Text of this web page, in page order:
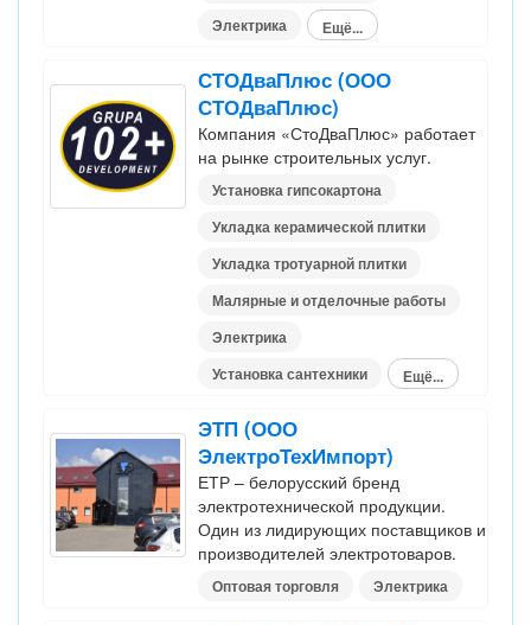
Электрика
Ещё...
СТОДваПлюс (ООО
СТОДваПлюс)
Компания «СтоДваПлюс» работает
на рынке строительных услуг.
Установка гипсокартона
Укладка керамической плитки
Укладка тротуарной плитки
Малярные и отделочные работы
Электрика
Установка сантехники
Ещё...
ЭТП (ООО
ЭлектроТехИмпорт)
ЕТР – белорусский бренд
электротехнической продукции.
Один из лидирующих поставщиков и
производителей электротоваров.
Оптовая торговля Электрика